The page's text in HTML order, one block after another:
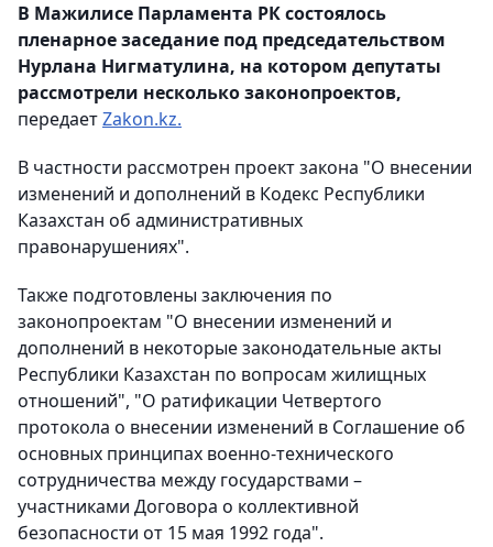
В Мажилисе Парламента РК состоялось
пленарное заседание под председательством
Нурлана Нигматулина, на котором депутаты
рассмотрели несколько законопроектов,
передаетZakon.kz.
В частности рассмотрен проект закона "О внесении
изменений и дополнений в Кодекс Республики
Казахстан об административных
правонарушениях".
Также подготовлены заключения по
законопроектам "О внесении изменений и
дополнений в некоторые законодательные акты
Республики Казахстан по вопросам жилищных
отношений", "О ратификации Четвертого
протокола о внесении изменений в Соглашение об
основных принципах военно-технического
сотрудничества между государствами –
участниками Договора о коллективной
безопасности от 15 мая 1992 года".